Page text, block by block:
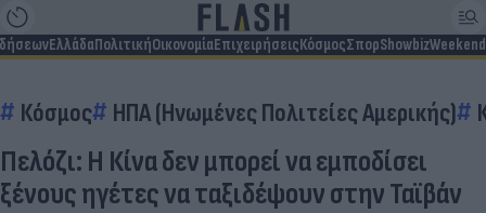
ΕλλάδαΠολιτικήΟικονομίαΕπιχειρήσειςΚόσμοςΣπορShowbizWeekend
Κόσμος ΗΠΑ (Ηνωμένες Πολιτείες Αμερικής)
Πελόζι: Η Κίνα δεν μπορεί να εμποδίσει
ξένους ηγέτες να ταξιδέψουν στην Ταϊβάν